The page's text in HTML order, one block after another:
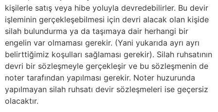
kişilerle satış veya hibe yoluyla devredebilirler. Bu devir
işleminin gerçekleşebilmesi için devri alacak olan kişide
silah bulundurma ya da taşımaya dair herhangi bir
engelin var olmaması gerekir. (Yani yukarıda ayrı ayrı
belirttiğimiz koşulları sağlaması gerekir). Silah ruhsatının
devri bir sözleşmeyle gerçekleşir ve bu sözleşmenin de
noter tarafından yapılması gerekir. Noter huzurunda
yapılmayan silah ruhsatı devir sözleşmeleri ise geçersiz
olacaktır.